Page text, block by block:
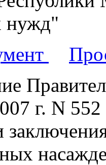
нужд"
г. N